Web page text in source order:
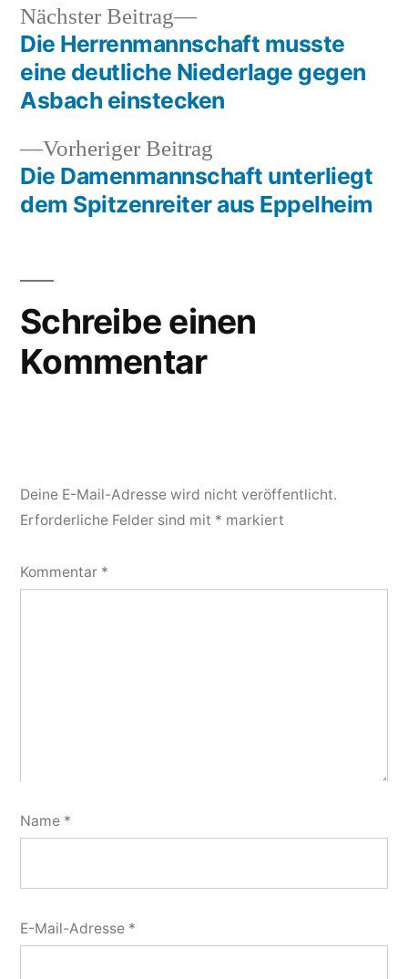
Beitragsnavigation
Vorheriger Beitrag
Beitrag:
Die Damenmannschaft unterliegt
dem Spitzenreiter aus Eppelheim
Nächster Beitrag
Nächster
Beitrag:
Die Herrenmannschaft musste
eine deutliche Niederlage gegen
Asbach einstecken
Schreibe einen
Kommentar
Deine E-Mail-Adresse wird nicht veröffentlicht.
Erforderliche Felder sind mit * markiert
Kommentar *
Name *
E-Mail-Adresse *